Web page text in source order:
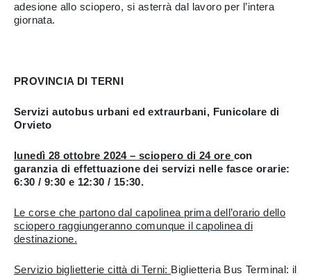
adesione allo sciopero, si asterrà dal lavoro per l’intera
giornata.
PROVINCIA DI TERNI
Servizi autobus urbani ed extraurbani, Funicolare di
Orvieto
lunedì 28 ottobre 2024 – sciopero di 24 ore con
garanzia di effettuazione dei servizi nelle fasce orarie:
6:30 / 9:30 e 12:30 / 15:30.
Le corse che partono dal capolinea prima dell’orario dello
sciopero raggiungeranno comunque il capolinea di
destinazione.
Servizio biglietterie città di Terni: Biglietteria Bus Terminal: il